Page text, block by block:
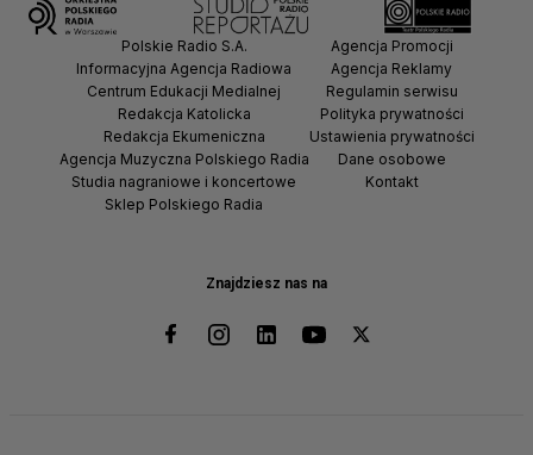
Znajdziesz nas na
Polskie Radio S.A.
Informacyjna Agencja Radiowa
Centrum Edukacji Medialnej
Redakcja Katolicka
Redakcja Ekumeniczna
Agencja Muzyczna Polskiego Radia
Studia nagraniowe i koncertowe
Sklep Polskiego Radia
Agencja Promocji
Agencja Reklamy
Regulamin serwisu
Polityka prywatności
Ustawienia prywatności
Dane osobowe
Kontakt